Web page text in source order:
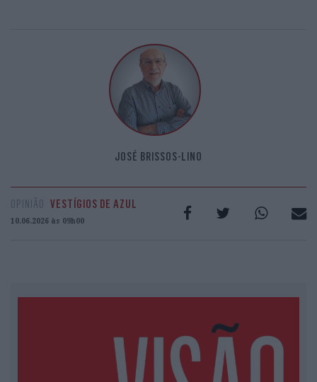
JOSÉ BRISSOS-LINO
OPINIÃO VESTÍGIOS DE AZUL
10.06.2026 às 09h00